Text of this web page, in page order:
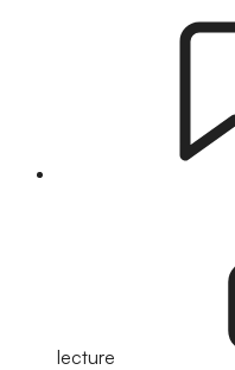
lecture